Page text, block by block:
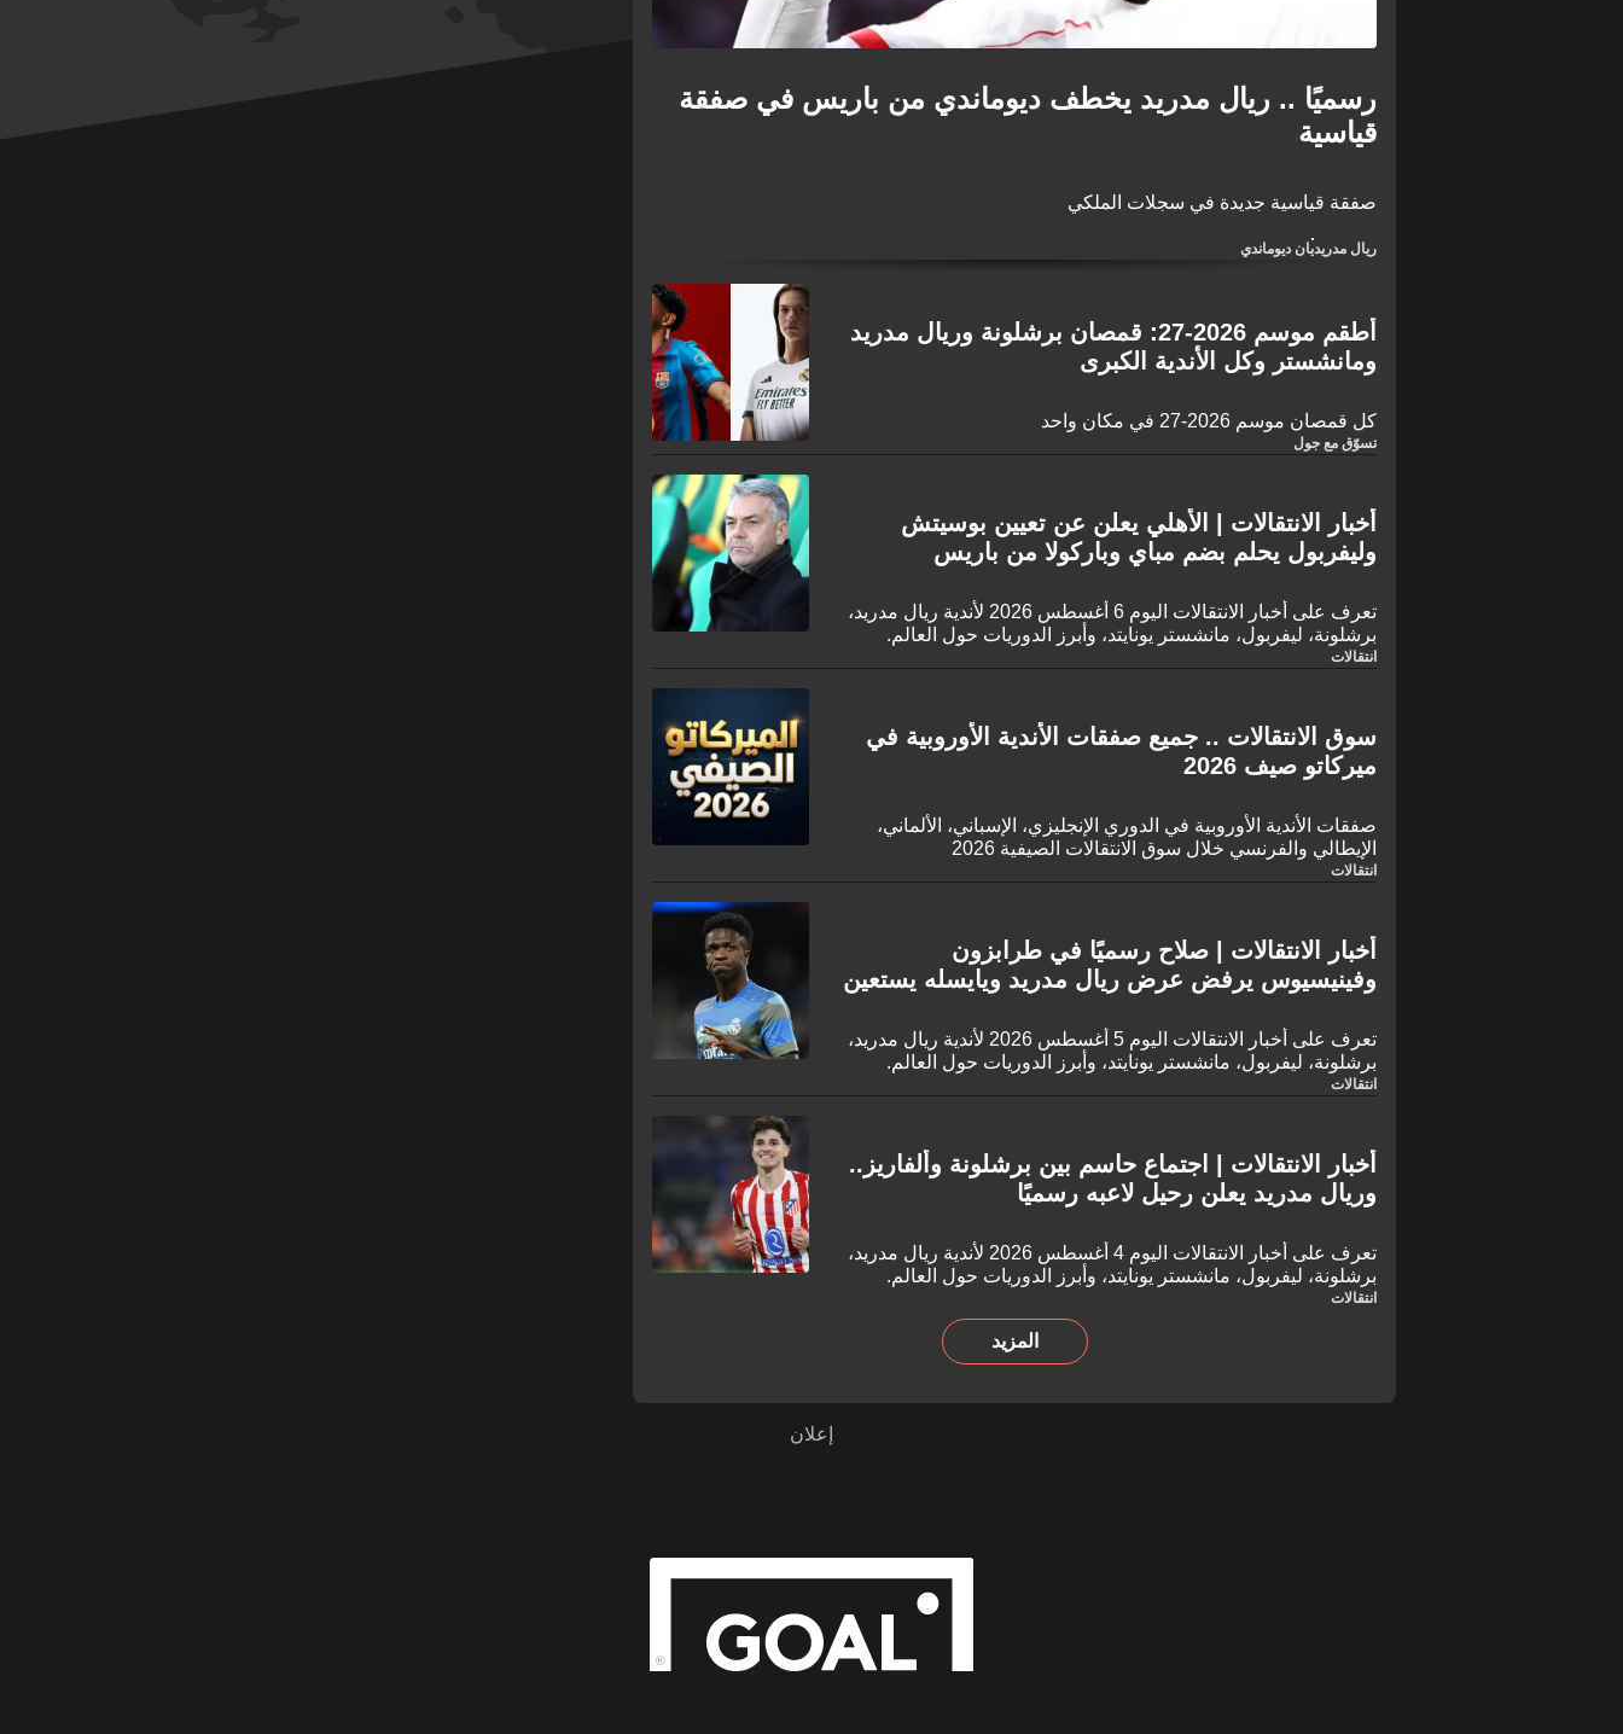
رسميًا .. ريال مدريد يخطف ديوماندي من باريس في صفقة
قياسية
صفقة قياسية جديدة في سجلات الملكي
ريال مدريديان ديوماندي
أطقم موسم 2026-27: قمصان برشلونة وريال مدريد
ومانشستر وكل الأندية الكبرى
كل قمصان موسم 2026-27 في مكان واحد
تسوّق مع جول
أخبار الانتقالات | الأهلي يعلن عن تعيين بوسيتش
وليفربول يحلم بضم مباي وباركولا من باريس
تعرف على أخبار الانتقالات اليوم 6 أغسطس 2026 لأندية ريال مدريد،
برشلونة، ليفربول، مانشستر يونايتد، وأبرز الدوريات حول العالم.
انتقالات
سوق الانتقالات .. جميع صفقات الأندية الأوروبية في
ميركاتو صيف 2026
صفقات الأندية الأوروبية في الدوري الإنجليزي، الإسباني، الألماني،
الإيطالي والفرنسي خلال سوق الانتقالات الصيفية 2026
انتقالات
أخبار الانتقالات | صلاح رسميًا في طرابزون
وفينيسيوس يرفض عرض ريال مدريد ويايسله يستعين
تعرف على أخبار الانتقالات اليوم 5 أغسطس 2026 لأندية ريال مدريد،
برشلونة، ليفربول، مانشستر يونايتد، وأبرز الدوريات حول العالم.
انتقالات
أخبار الانتقالات | اجتماع حاسم بين برشلونة وألفاريز..
وريال مدريد يعلن رحيل لاعبه رسميًا
تعرف على أخبار الانتقالات اليوم 4 أغسطس 2026 لأندية ريال مدريد،
برشلونة، ليفربول، مانشستر يونايتد، وأبرز الدوريات حول العالم.
انتقالات
المزيد
إعلان